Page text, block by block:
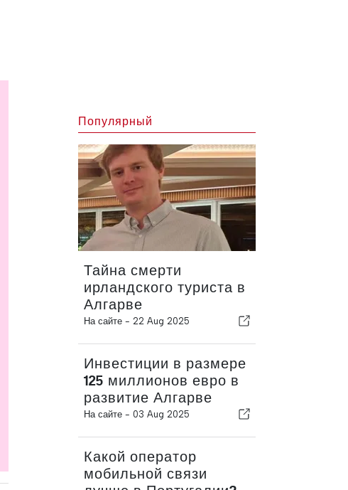
Популярный
Тайна смерти
ирландского туриста в
Алгарве
На сайте - 22 Aug 2025
Инвестиции в размере
125 миллионов евро в
развитие Алгарве
На сайте - 03 Aug 2025
Какой оператор
мобильной связи